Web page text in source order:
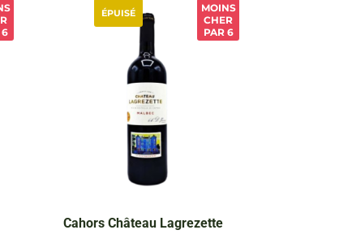
6
MOINS
CHER
PAR 6
ÉPUISÉ
Cahors Château Lagrezette